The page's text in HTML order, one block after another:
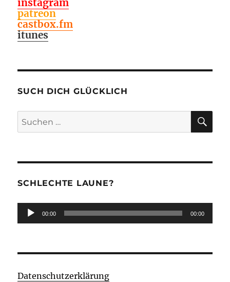
instagram
patreon
castbox.fm
itunes
SUCH DICH GLÜCKLICH
Suchen
nach:
SCHLECHTE LAUNE?
Audio-
Player
00:00 00:00
Datenschutzerklärung